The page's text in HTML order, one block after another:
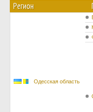
Регион
Одесская область